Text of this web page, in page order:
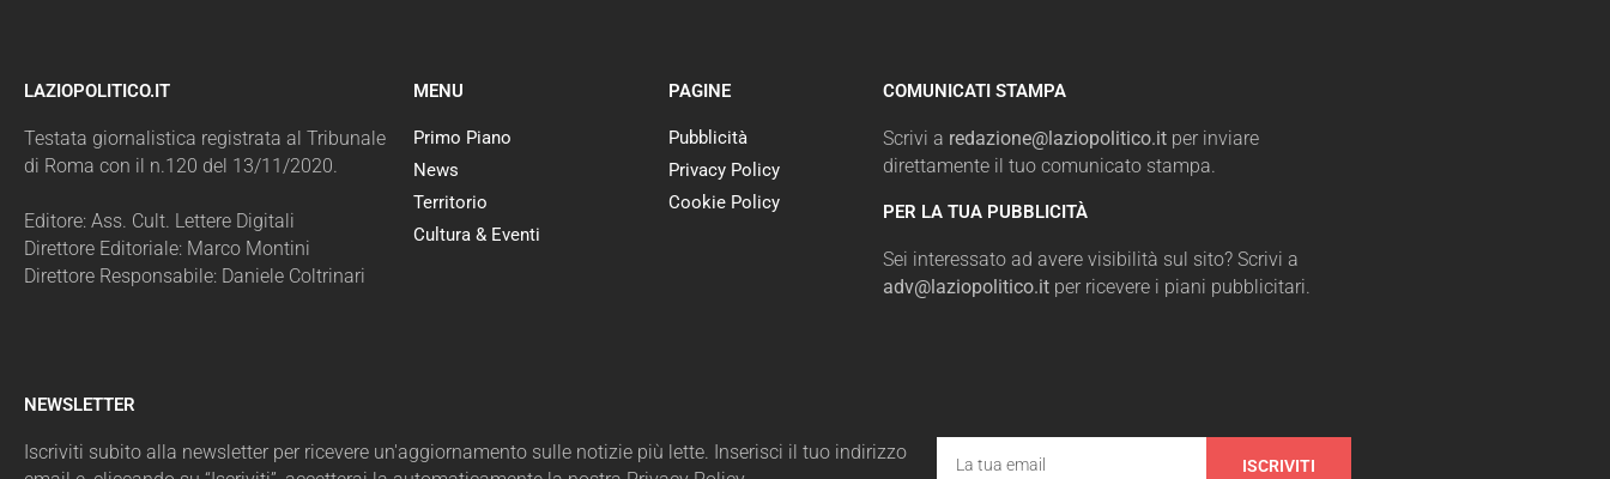
LAZIOPOLITICO.IT
Testata giornalistica registrata al Tribunale
di Roma con il n.120 del 13/11/2020.
Editore: Ass. Cult. Lettere Digitali
Direttore Editoriale: Marco Montini
Direttore Responsabile: Daniele Coltrinari
MENU
Primo Piano
News
Territorio
Cultura & Eventi
PAGINE
Pubblicità
Privacy Policy
Cookie Policy
COMUNICATI STAMPA
Scrivi a redazione@laziopolitico.itper inviare
direttamente il tuo comunicato stampa.
PER LA TUA PUBBLICITÀ
Sei interessato ad avere visibilità sul sito? Scrivi a
adv@laziopolitico.it per ricevere i piani pubblicitari.
NEWSLETTER
Iscriviti subito alla newsletter per ricevere un'aggiornamento sulle notizie più lette. Inserisci il tuo indirizzo
ISCRIVITI